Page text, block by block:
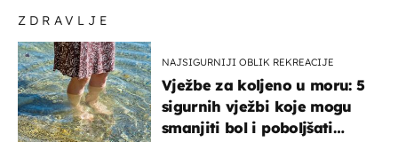
ZDRAVLJE
NAJSIGURNIJI OBLIK REKREACIJE
Vježbe za koljeno u moru: 5
sigurnih vježbi koje mogu
smanjiti bol i poboljšati